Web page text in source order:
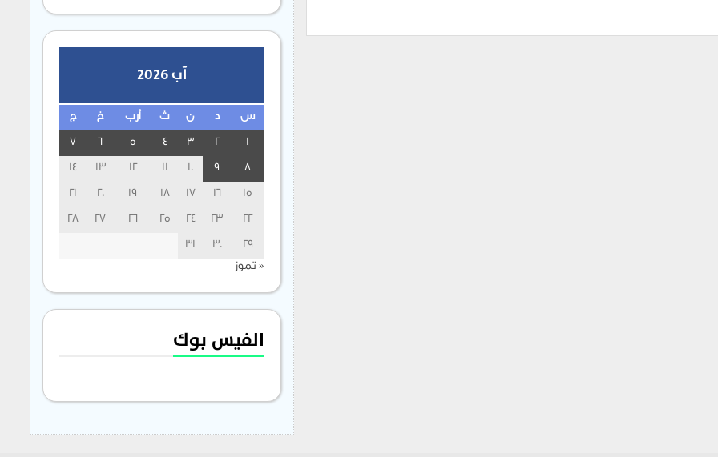
آب 2026
س د ن ث أرب خ ج
1
2
3
4
5
6
7
8
9
10
11
12
13
14
15
16
17
18
19
20
21
22
23
24
25
26
27
28
29
30
31
« تموز
الفيس بوك